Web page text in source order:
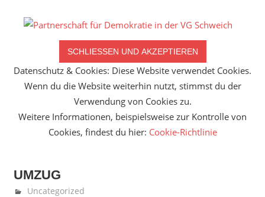
Datenschutz & Cookies: Diese Website verwendet Cookies.
Wenn du die Website weiterhin nutzt, stimmst du der
Verwendung von Cookies zu.
Weitere Informationen, beispielsweise zur Kontrolle von
Cookies, findest du hier: Cookie-Richtlinie
UMZUG
Juni 15, 2022
Denise Löwen
Uncategorized